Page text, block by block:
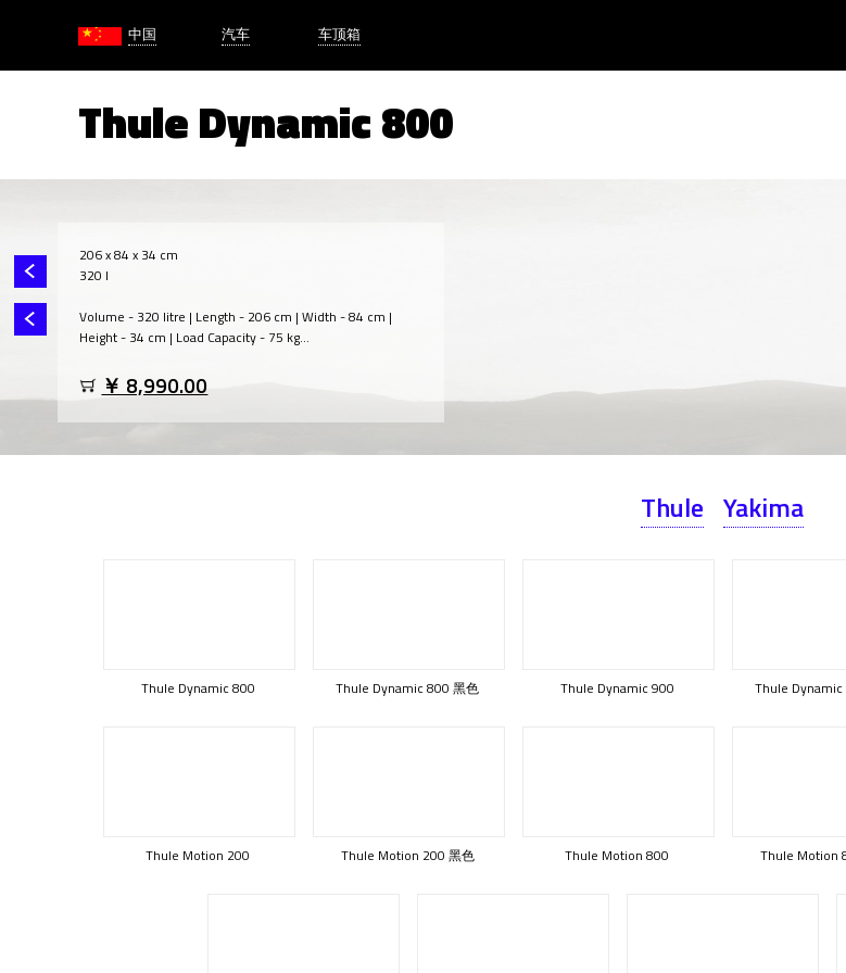
中国 汽车 车顶箱
Thule Dynamic 800
206 x 84 x 34 cm
320 l
Volume - 320 litre | Length - 206 cm | Width - 84 cm |
Height - 34 cm | Load Capacity - 75 kg...
￥ 8,990.00
Thule Yakima
Thule Dynamic 800 Thule Dynamic 800 黑色 Thule Dynamic 900 Thule
Thule Motion 200 Thule Motion 200 黑色 Thule Motion 800 Thule Motion